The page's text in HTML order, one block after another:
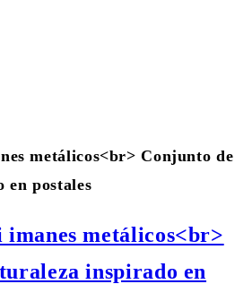
metálicos<br> Conjunto de
en postales
imanes metálicos<br>
inspirado en